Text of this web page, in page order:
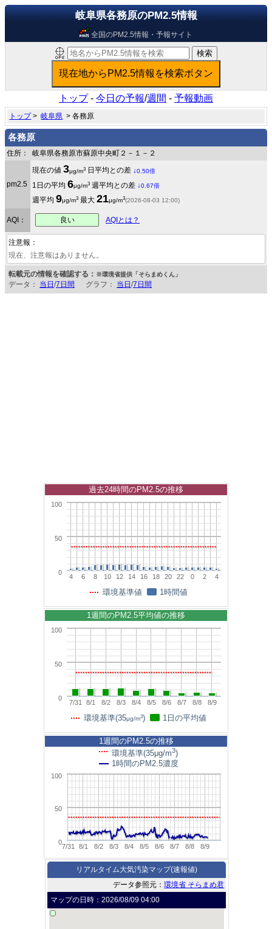
岐阜県各務原のPM2.5情報
全国のPM2.5情報・予報サイト
トップ- 今日の予報/週間 - 予報動画
トップ>岐阜県 > 各務原
各務原
住所： 岐阜県各務原市蘇原中央町２－１－２
pm2.5
現在の値 3μg/m3 日平均との差 ↓0.50倍
1日の平均 6μg/m3 週平均との差 ↓0.67倍
週平均 9μg/m3 最大 21μg/m3(2026-08-03 12:00)
AQI： 良い AQIとは？
注意報：
現在、注意報はありません。
転載元の情報を確認する： ※環境省提供「そらまめくん」
データ： 当日 /7日間 グラフ： 当日 /7日間
4 6 8 10 12 14 16 18 20 22 0 2 4
0
50
100
過去24時間のPM2.5の推移
環境基準値 1時間値
7/31 8/1 8/2 8/3 8/4 8/5 8/6 8/7 8/8 8/9
0
50
100
1週間のPM2.5平均値の推移
環境基準(35μg/m3) 1日の平均値
7/31 8/1 8/2 8/3 8/4 8/5 8/6 8/7 8/8 8/9
0
50
100
1週間のPM2.5の推移
環境基準(35μg/m3)
1時間のPM2.5濃度
リアルタイム大気汚染マップ(速報値)
データ参照元：環境省 そらまめ君
マップの日時：2026/08/09 04:00